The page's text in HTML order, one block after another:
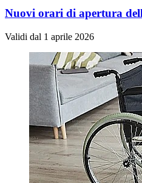
Nuovi orari di apertura
Validi dal 1 aprile 2026